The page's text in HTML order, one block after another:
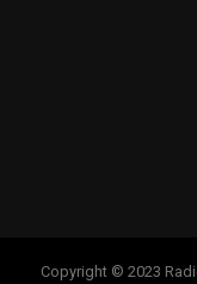
Copyright © 2023